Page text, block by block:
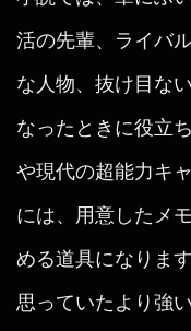
活の先輩、ライバ
な人物、抜け目な
なったときに役立
や現代の超能力キ
には、用意したメ
める道具になりま
思っていたより強